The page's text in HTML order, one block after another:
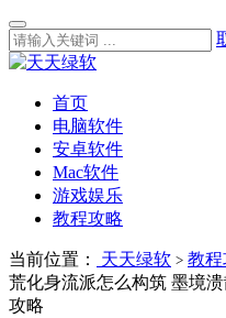
首页
电脑软件
安卓软件
Mac软件
游戏娱乐
教程攻略
当前位置： 天天绿软 > 教程
荒化身流派怎么构筑 墨境
攻略